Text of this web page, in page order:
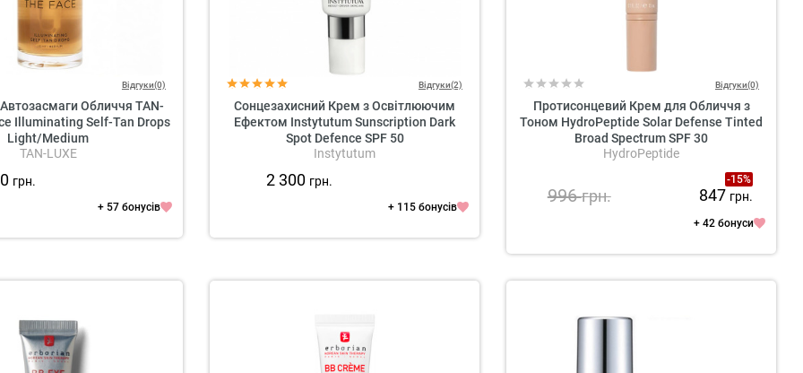
Відгуки(0)
Обличчя TAN-
Illuminating Self-Tan Drops
Light/Medium
TAN-LUXE
грн.
+ 57 бонусів
Відгуки(2)
Сонцезахисний Крем з Освітлюючим
Ефектом Instytutum Sunscription Dark
Spot Defence SPF 50
Instytutum
2 300 грн.
+ 115 бонусів
Відгуки(0)
Протисонцевий Крем для Обличчя з
Тоном HydroPeptide Solar Defense Tinted
Broad Spectrum SPF 30
HydroPeptide
-15%
996грн. 847 грн.
+ 42 бонуси